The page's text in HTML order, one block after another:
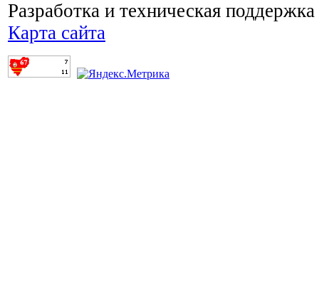
Разработка и техническая
Карта сайта